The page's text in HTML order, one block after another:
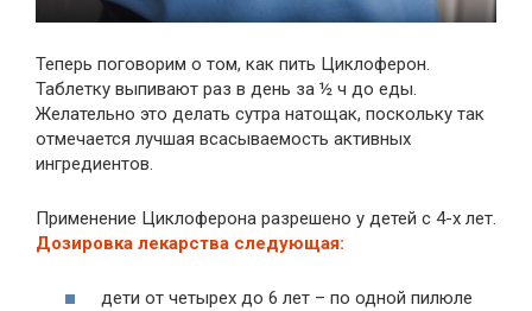
Теперь поговорим о том, как пить Циклоферон.
Таблетку выпивают раз в день за ½ ч до еды.
Желательно это делать сутра натощак, поскольку так
отмечается лучшая всасываемость активных
ингредиентов.
Применение Циклоферона разрешено у детей с 4-х лет.
Дозировка лекарства следующая:
дети от четырех до 6 лет – по одной пилюле